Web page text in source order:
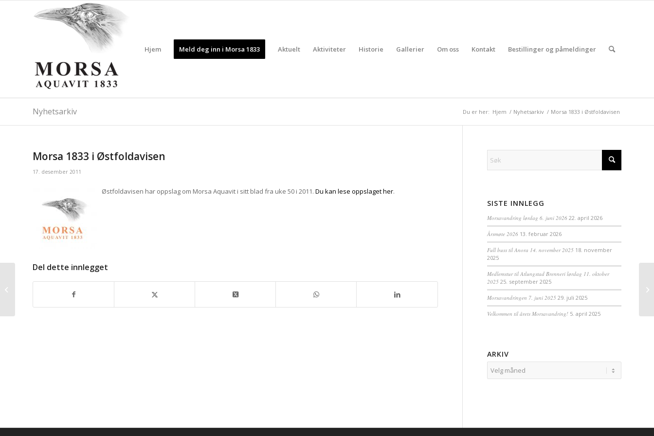
Hjem Meld deg inn i Morsa 1833 Aktuelt Aktiviteter Historie Gallerier Om oss Kontakt Bestillinger og påmeldinger
Nyhetsarkiv Du er her: Hjem / Nyhetsarkiv / Morsa 1833 i Østfoldavisen
Morsa 1833 i Østfoldavisen
17. desember 2011
Østfoldavisen har oppslag om Morsa Aquavit i sitt blad fra uke 50 i 2011. Du kan lese oppslaget her.
Del dette innlegget
SISTE INNLEGG
Morsavandring lørdag 6. juni 2026 22. april 2026
Årsmøte 2026 13. februar 2026
Full buss til Anora 14. november 2025 18. november
2025
Medlemstur til Atlungstad Brenneri lørdag 11. oktober
2025 25. september 2025
Morsavandringen 7. juni 2025 29. juli 2025
Velkommen til årets Morsavandring! 5. april 2025
ARKIV
Fløyelsmykt og